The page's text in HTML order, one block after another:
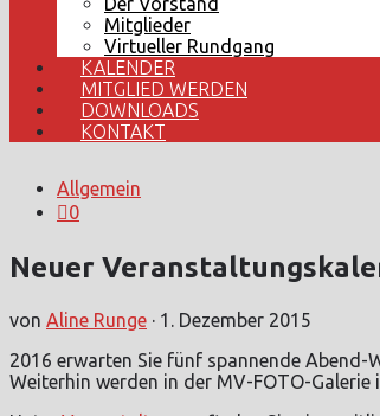
Mitglieder
Virtueller Rundgang
KALENDER
MITGLIED WERDEN
DOWNLOADS
KONTAKT
Allgemein
0
Neuer
von Aline Runge · 1. Dezember 2015
2016 erwarten Sie fünf spannende
Weiterhin werden in der MV-FOTO-